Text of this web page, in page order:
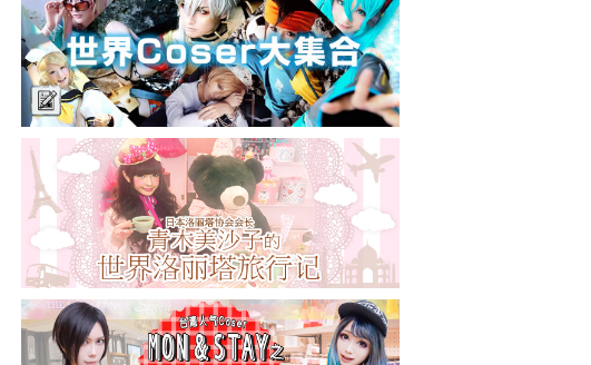
2023.03.07
严格素食主义・素食主义者的菜单试的试吃之旅 in 福冈市！
2023.03.02
Little Stand 大名店 〜 严格素食主义・素食主义者的菜单试的试
吃之旅 in 福冈市！〜
2023.02.28
东筑轩 折尾本社乌冬店